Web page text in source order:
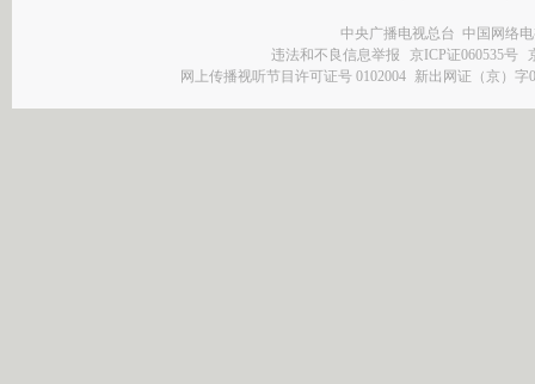
中央广播电视总台 中国网络
违法和不良信息举报
京ICP证060535号
网上传播视听节目许可证号 0102004 新出网证（京）